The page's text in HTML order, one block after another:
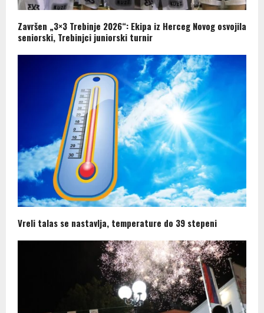
Završen „3×3 Trebinje 2026“: Ekipa iz Herceg Novog osvojila
seniorski, Trebinjci juniorski turnir
Vreli talas se nastavlja, temperature do 39 stepeni